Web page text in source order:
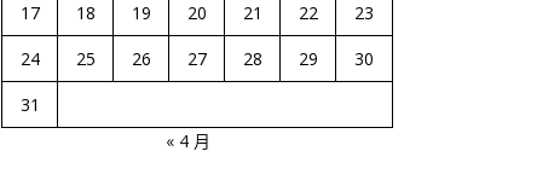
17
18 19 20 21 22
23
24
25 26 27 28 29
30
31
« 4 月